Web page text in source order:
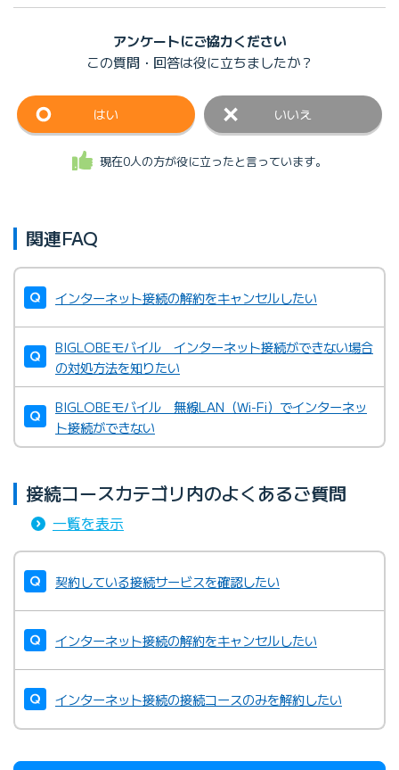
アンケートにご協力ください
この質問・回答は役に立ちましたか？
はい いいえ
現在0人の方が役に立ったと言っています。
関連FAQ
インターネット接続の解約をキャンセルしたい
BIGLOBEモバイル インターネット接続ができない場合
の対処方法を知りたい
BIGLOBEモバイル 無線LAN（Wi-Fi）でインターネッ
ト接続ができない
接続コースカテゴリ内のよくあるご質問
一覧を表示
契約している接続サービスを確認したい
インターネット接続の解約をキャンセルしたい
インターネット接続の接続コースのみを解約したい